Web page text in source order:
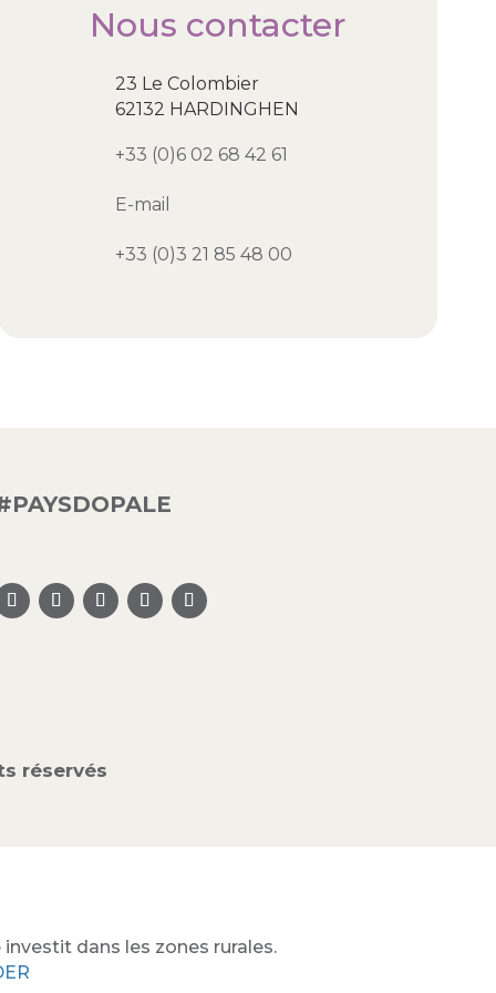
Nous contacter
23 Le Colombier
62132 HARDINGHEN
+33 (0)6 02 68 42 61
E-mail
+33 (0)3 21 85 48 00
réservés
dans les zones rurales.